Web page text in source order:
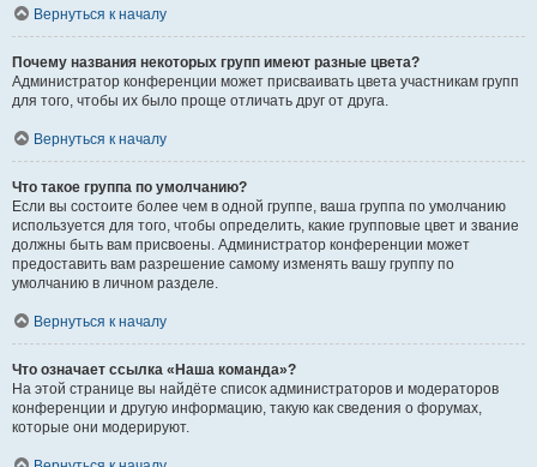
Вернуться к началу
Почему названия некоторых групп имеют разные цвета?
Администратор конференции может присваивать цвета участникам групп
для того, чтобы их было проще отличать друг от друга.
Вернуться к началу
Что такое группа по умолчанию?
Если вы состоите более чем в одной группе, ваша группа по умолчанию
используется для того, чтобы определить, какие групповые цвет и звание
должны быть вам присвоены. Администратор конференции может
предоставить вам разрешение самому изменять вашу группу по
умолчанию в личном разделе.
Вернуться к началу
Что означает ссылка «Наша команда»?
На этой странице вы найдёте список администраторов и модераторов
конференции и другую информацию, такую как сведения о форумах,
которые они модерируют.